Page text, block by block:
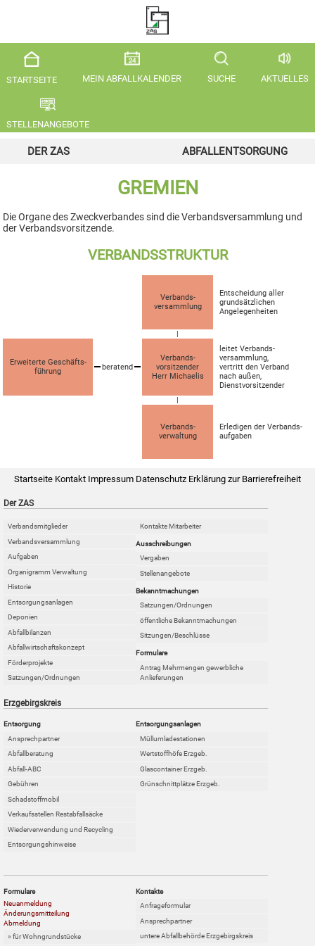
STARTSEITE MEIN ABFALLKALENDER SUCHE AKTUELLES
STELLENANGEBOTE
DER ZAS ABFALLENTSORGUNG
GREMIEN
Die Organe des Zweckverbandes sind die Verbandsversammlung und
der Verbandsvorsitzende.
VERBANDSSTRUKTUR
Verbands­
versammlung
Entscheidung aller
grund­sätzlichen
Angelegen­heiten
Erweiterte Geschäfts­
führung
beratend
Verbands­
vorsitzender
Herr Michaelis
leitet Verbands­
versammlung,
vertritt den Verband
nach außen,
Dienst­vorsitzender
Verbands­
verwaltung
Erledigen der Verbands­
aufgaben
Startseite Kontakt Impressum Datenschutz Erklärung zur Barrierefreiheit
Der ZAS
Verbandsmitglieder
Verbandsversammlung
Aufgaben
Organigramm Verwaltung
Historie
Entsorgungsanlagen
Deponien
Abfallbilanzen
Abfallwirtschaftskonzept
Förderprojekte
Satzungen/Ordnungen
Kontakte Mitarbeiter
Ausschreibungen
Vergaben
Stellenangebote
Bekanntmachungen
Satzungen/Ordnungen
öffentliche Bekanntmachungen
Sitzungen/Beschlüsse
Formulare
Antrag Mehrmengen gewerbliche
Anlieferungen
Erzgebirgskreis
Entsorgung
Ansprechpartner
Abfallberatung
Abfall-ABC
Gebühren
Schadstoffmobil
Verkaufsstellen Restabfallsäcke
Wiederverwendung und Recycling
Entsorgungshinweise
Entsorgungsanlagen
Müllumladestationen
Wertstoffhöfe Erzgeb.
Glascontainer Erzgeb.
Grünschnittplätze Erzgeb.
Formulare
Neuanmeldung
Änderungsmitteilung
Abmeldung
» für Wohngrundstücke
Kontakte
Anfrageformular
Ansprechpartner
untere Abfallbehörde Erzgebirgskreis